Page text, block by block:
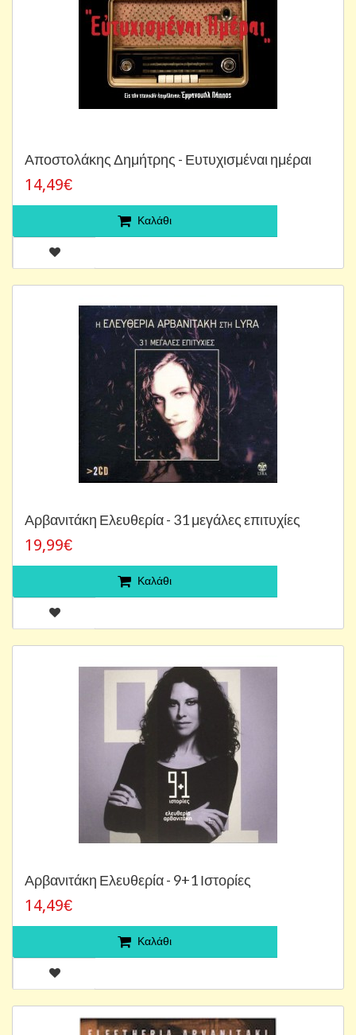
Αποστολάκης Δημήτρης - Ευτυχισμέναι ημέραι
14,49€
Καλάθι
Αρβανιτάκη Ελευθερία - 31 μεγάλες επιτυχίες
19,99€
Καλάθι
Αρβανιτάκη Ελευθερία - 9+1 Ιστορίες
14,49€
Καλάθι